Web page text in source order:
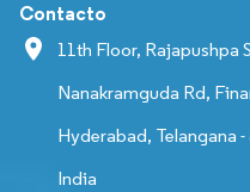
Contacto
11th Floor, Rajapushpa
Nanakramguda Rd,
Hyderabad, Telangana -
India